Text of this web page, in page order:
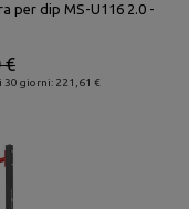
per dip MS-U116 2.0 -
giorni: 221,61 €
€